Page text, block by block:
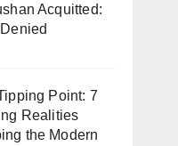
Acquitted:
Point: 7
Realities
the Modern